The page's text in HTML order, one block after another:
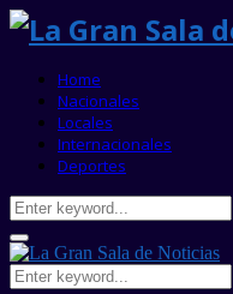
Home
Nacionales
Locales
Internacionales
Deportes
Search
for:
Primary
Menu
Search